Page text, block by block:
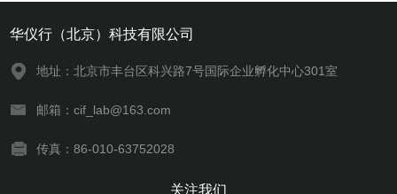
华仪行（北京）科技有限公司
地址：北京市丰台区科兴路7号国际企业孵化中心301室
邮箱：cif_lab@163.com
传真：86-010-63752028
关注我们